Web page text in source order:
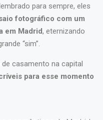
para sempre, eles
fotográfico com um
em Madrid, eternizando
“sim”.
casamento na capital
para esse momento